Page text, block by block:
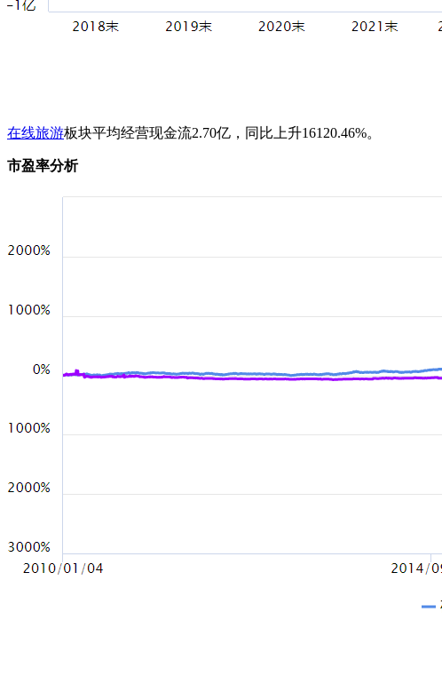
在线旅游板块平均经营现金流2.70亿，同比上升16120.46%。
市盈率分析